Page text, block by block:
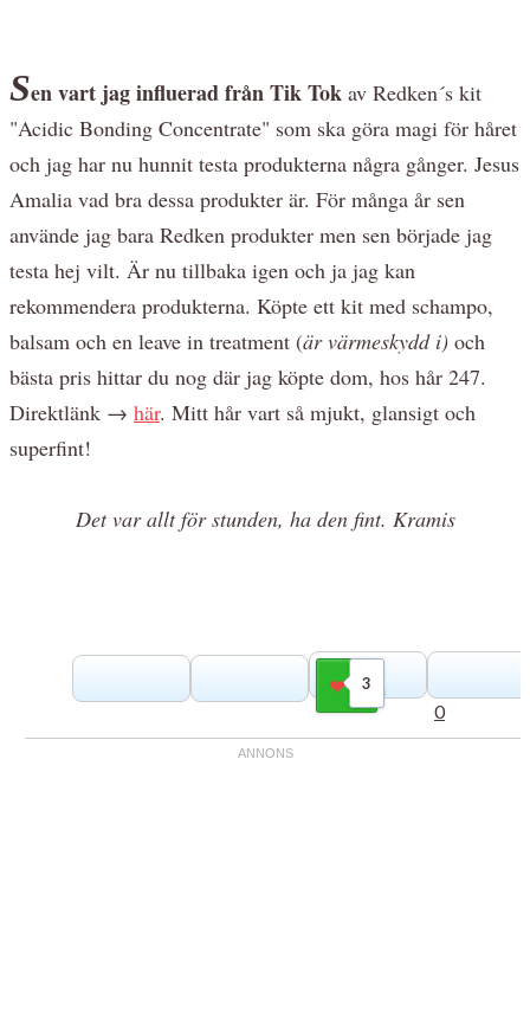
Sen vart jag influerad från Tik Tok av Redken´s kit
"Acidic Bonding Concentrate" som ska göra magi för håret
och jag har nu hunnit testa produkterna några gånger. Jesus
Amalia vad bra dessa produkter är. För många år sen
använde jag bara Redken produkter men sen började jag
testa hej vilt. Är nu tillbaka igen och ja jag kan
rekommendera produkterna. Köpte ett kit med schampo,
balsam och en leave in treatment (är värmeskydd i) och
bästa pris hittar du nog där jag köpte dom, hos hår 247.
Direktlänk → här. Mitt hår vart så mjukt, glansigt och
superfint!
Det var allt för stunden, ha den fint. Kramis
3
Gilla
0